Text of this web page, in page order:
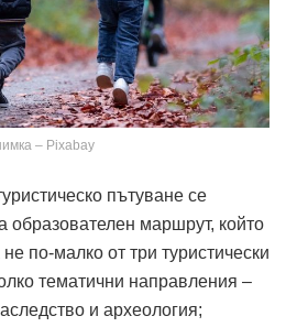
– Pixabay
пътуване се
образователен маршрут, който
по-малко от три туристически
тематични направления –
и археология;